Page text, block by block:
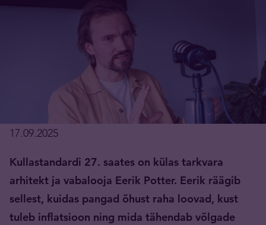
17.09.2025
Kullastandardi 27. saates on külas tarkvara
arhitekt ja vabalooja Eerik Potter. Eerik räägib
sellest, kuidas pangad õhust raha loovad, kust
tuleb inflatsioon ning mida tähendab võlgade